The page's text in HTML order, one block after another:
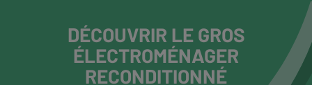
DÉCOUVRIR LE GROS
ÉLECTROMÉNAGER
RECONDITIONNÉ